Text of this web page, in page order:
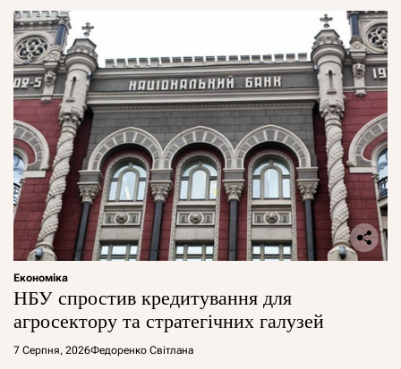
Економіка
НБУ спростив кредитування для
агросектору та стратегічних галузей
7 Серпня, 2026Федоренко Світлана